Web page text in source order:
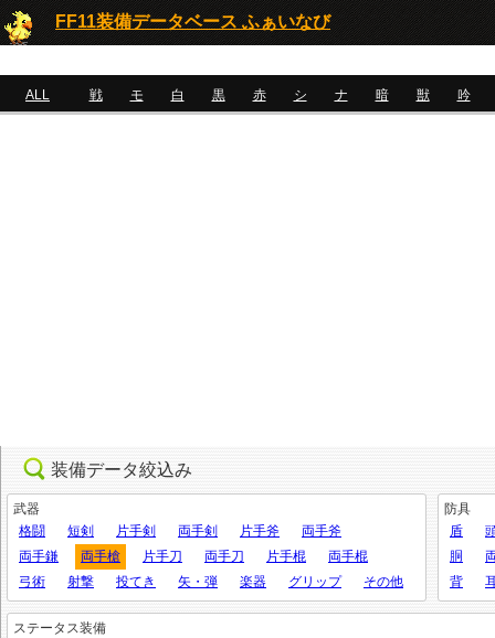
FF11装備データベース ふぁいなび
ALL 戦 モ 白 黒 赤 シ ナ 暗 獣 吟
装備データ絞込み
武器
格闘
短剣 片手剣 両手剣 片手斧
両手斧
両手鎌
両手槍 片手刀 両手刀 片手棍
両手棍
弓術
射撃 投てき 矢・弾 楽器 グリップ その他
防具
盾
胴
背
ステータス装備